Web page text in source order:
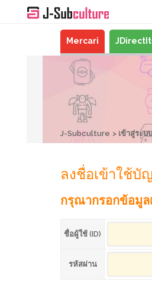
Mercari
J-Subculture เข้าสู่ระ
ลงชื่อเข้าใช้
กรุณากรอกข้อมูล
ชื่อผู้ใช้ (ID)
รหัสผ่าน